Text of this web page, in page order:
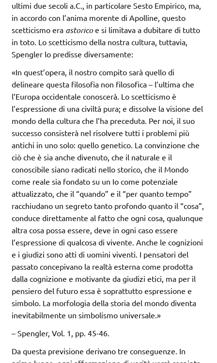
ultimi due secoli a.C., in particolare Sesto Empirico, ma,
in accordo con l’anima morente di Apolline, questo
scetticismo era astoricoe si limitava a dubitare di tutto
in toto. Lo scetticismo della nostra cultura, tuttavia,
Spengler lo predisse diversamente:
«In quest’opera, il nostro compito sarà quello di
delineare questa filosofia non filosofica – l’ultima che
l’Europa occidentale conoscerà. Lo scetticismo è
l’espressione di una civiltà pura; e dissolve la visione del
mondo della cultura che l’ha preceduta. Per noi, il suo
successo consisterà nel risolvere tutti i problemi più
antichi in uno solo: quello genetico. La convinzione che
ciò che è sia anche divenuto, che il naturale e il
conoscibile siano radicati nello storico, che il Mondo
come reale sia fondato su un Io come potenziale
attualizzato, che il “quando” e il “per quanto tempo”
racchiudano un segreto tanto profondo quanto il “cosa”,
conduce direttamente al fatto che ogni cosa, qualunque
altra cosa possa essere, deve in ogni caso essere
l’espressione di qualcosa di vivente. Anche le cognizioni
e i giudizi sono atti di uomini viventi. I pensatori del
passato concepivano la realtà esterna come prodotta
dalla cognizione e motivante da giudizi etici, ma per il
pensiero del futuro essa è soprattutto espressione e
simbolo. La morfologia della storia del mondo diventa
inevitabilmente un simbolismo universale.»
– Spengler, Vol. 1, pp. 45-46.
Da questa previsione derivano tre conseguenze. In